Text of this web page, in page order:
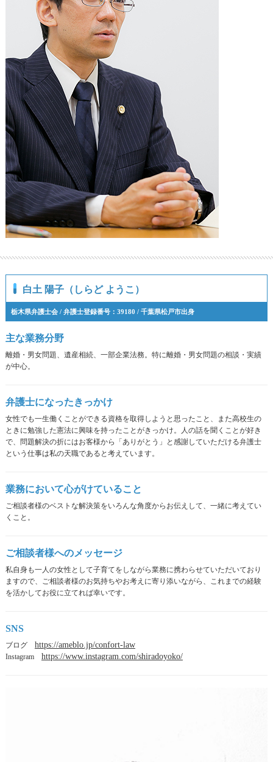
白土 陽子（しらど ようこ）
栃木県弁護士会 / 弁護士登録番号：39180 / 千葉県松戸市出身
主な業務分野
離婚・男女問題、遺産相続、一部企業法務。特に離婚・男女問題の相談・実績
が中心。
弁護士になったきっかけ
女性でも一生働くことができる資格を取得しようと思ったこと、また高校生の
ときに勉強した憲法に興味を持ったことがきっかけ。人の話を聞くことが好き
で、問題解決の折にはお客様から「ありがとう」と感謝していただける弁護士
という仕事は私の天職であると考えています。
業務において心がけていること
ご相談者様のベストな解決策をいろんな角度からお伝えして、一緒に考えてい
くこと。
ご相談者様へのメッセージ
私自身も一人の女性として子育てをしながら業務に携わらせていただいており
ますので、ご相談者様のお気持ちやお考えに寄り添いながら、これまでの経験
を活かしてお役に立てれば幸いです。
SNS
ブログ https://ameblo.jp/confort-law
Instagram https://www.instagram.com/shiradoyoko/